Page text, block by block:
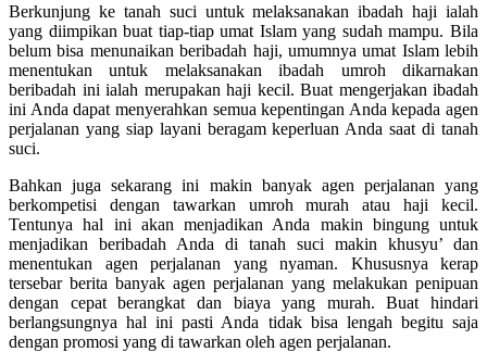
Berkunjung ke tanah suci untuk melaksanakan ibadah haji ialah
yang diimpikan buat tiap-tiap umat Islam yang sudah mampu. Bila
belum bisa menunaikan beribadah haji, umumnya umat Islam lebih
menentukan untuk melaksanakan ibadah umroh dikarnakan
beribadah ini ialah merupakan haji kecil. Buat mengerjakan ibadah
ini Anda dapat menyerahkan semua kepentingan Anda kepada agen
perjalanan yang siap layani beragam keperluan Anda saat di tanah
suci.
Bahkan juga sekarang ini makin banyak agen perjalanan yang
berkompetisi dengan tawarkan umroh murah atau haji kecil.
Tentunya hal ini akan menjadikan Anda makin bingung untuk
menjadikan beribadah Anda di tanah suci makin khusyu’ dan
menentukan agen perjalanan yang nyaman. Khususnya kerap
tersebar berita banyak agen perjalanan yang melakukan penipuan
dengan cepat berangkat dan biaya yang murah. Buat hindari
berlangsungnya hal ini pasti Anda tidak bisa lengah begitu saja
dengan promosi yang di tawarkan oleh agen perjalanan.